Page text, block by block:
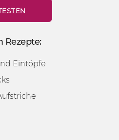
Rezepte:
Eintöpfe